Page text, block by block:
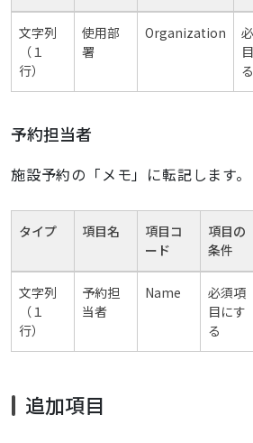
文字列
（１
行）
使用部
署
Organization
る
予約担当者
施設予約の「メモ」に転記します。
タイプ 項目名
項目コ
ード
項目の
条件
文字列
（１
行）
予約担
当者
Name
必須項
目にす
る
追加項目